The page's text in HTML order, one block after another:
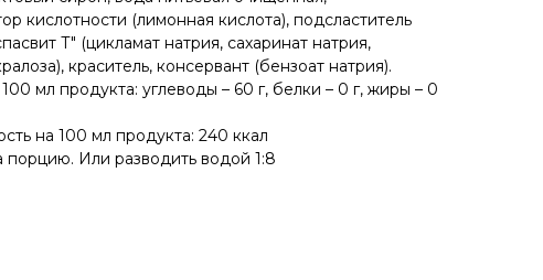
кислотности (лимонная кислота), подсластитель
Т" (цикламат натрия, сахаринат натрия,
краситель, консервант (бензоат натрия).
мл продукта: углеводы – 60 г, белки – 0 г, жиры – 0
на 100 мл продукта: 240 ккал
порцию. Или разводить водой 1:8